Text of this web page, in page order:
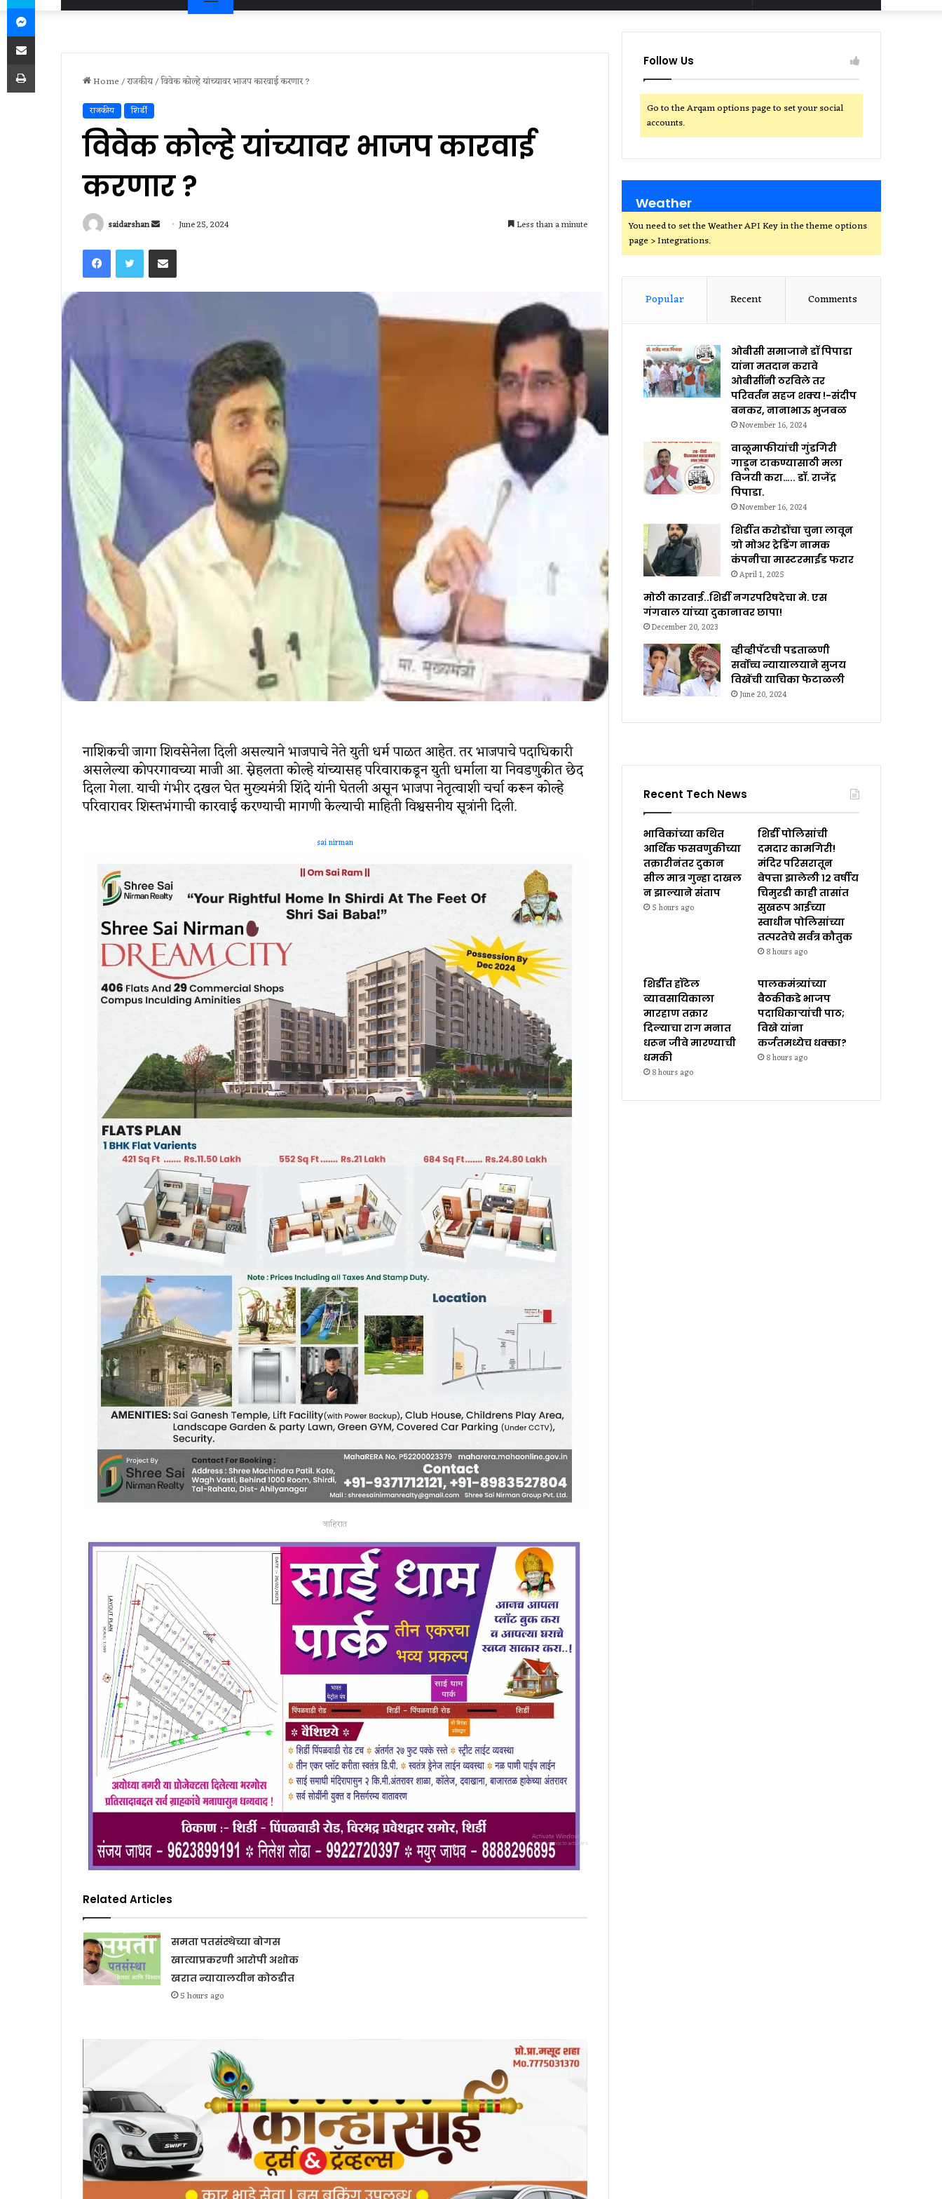
for
Home/राजकीय/विवेक कोल्हे यांच्यावर भाजप कारवाई करणार ?
राजकीय शिर्डी
विवेक कोल्हे यांच्यावर भाजप कारवाई
करणार ?
saidarshan
Send
email
June 25, 2024 Less than a minute
FacebookTwitter Share via Email
नाशिकची जागा शिवसेनेला दिली असल्याने भाजपाचे नेते युती धर्म पाळत आहेत. तर भाजपाचे पदाधिकारी
असलेल्या कोपरगावच्या माजी आ. स्नेहलता कोल्हे यांच्यासह परिवाराकडून युती धर्माला या निवडणुकीत छेद
दिला गेला. याची गंभीर दखल घेत मुख्यमंत्री शिंदे यांनी घेतली असून भाजपा नेतृत्वाशी चर्चा करून कोल्हे
परिवारावर शिस्तभंगाची कारवाई करण्याची मागणी केल्याची माहिती विश्वसनीय सूत्रांनी दिली.
sai nirman
जाहिरात
Related Articles
समता पतसंस्थेच्या बोगस
खात्याप्रकरणी आरोपी अशोक
खरात न्यायालयीन कोठडीत
5 hours ago
Follow Us
Go to the Arqam options page to set your social
accounts.
Weather
You need to set the Weather API Key in the theme options
page > Integrations.
Popular Recent Comments
ओबीसी समाजाने डॉ पिपाडा
यांना मतदान करावे
ओबीसींनी ठरविले तर
परिवर्तन सहज शक्य !-संदीप
बनकर, नानाभाऊ भुजबळ
November 16, 2024
वाळूमाफीयांची गुंडगिरी
गाडून टाकण्यासाठी मला
विजयी करा….. डॉ. राजेंद्र
पिपाडा.
November 16, 2024
शिर्डीत करोडोंचा चुना लावून
ग्रो मोअर ट्रेडिंग नामक
कंपनीचा मास्टरमाईंड फरार
April 1, 2025
मोठी कारवाई..शिर्डी नगरपरिषदेचा मे. एस
गंगवाल यांच्या दुकानावर छापा!
December 20, 2023
व्हीव्हीपॅटची पडताळणी
सर्वोच्च न्यायालयाने सुजय
विखेंची याचिका फेटाळली
June 20, 2024
Recent Tech News
भाविकांच्या कथित
आर्थिक फसवणुकीच्या
तक्रारीनंतर दुकान
सील मात्र गुन्हा दाखल
न झाल्याने संताप
5 hours ago
शिर्डी पोलिसांची
दमदार कामगिरी!
मंदिर परिसरातून
बेपत्ता झालेली १२ वर्षीय
चिमुरडी काही तासांत
सुखरूप आईच्या
स्वाधीन पोलिसांच्या
तत्परतेचे सर्वत्र कौतुक
8 hours ago
शिर्डीत हॉटेल
व्यावसायिकाला
मारहाण तक्रार
दिल्याचा राग मनात
धरून जीवे मारण्याची
धमकी
8 hours ago
पालकमंत्र्यांच्या
बैठकीकडे भाजप
पदाधिकाऱ्यांची पाठ;
विखे यांना
कर्जतमध्येच धक्का?
8 hours ago
Messenger
Share via Email